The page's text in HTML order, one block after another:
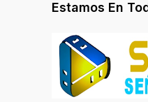
Estamos En